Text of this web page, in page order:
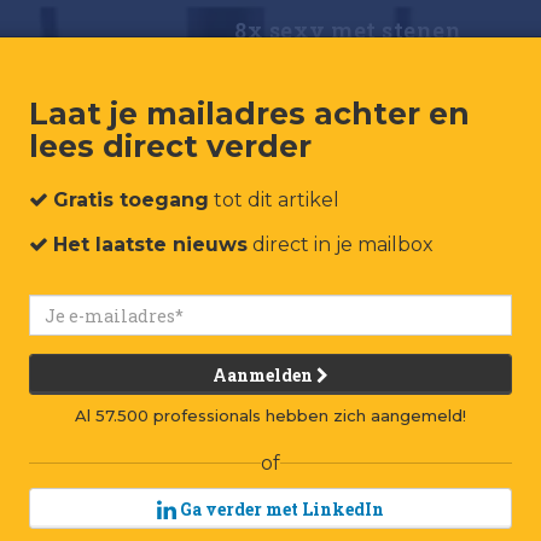
8x sexy met stenen
Laat je mailadres achter en
lees direct verder
Gratis toegang tot dit artikel
Het laatste nieuws direct in je mailbox
Aanmelden
Al 57.500 professionals hebben zich aangemeld!
of
Ga verder met LinkedIn